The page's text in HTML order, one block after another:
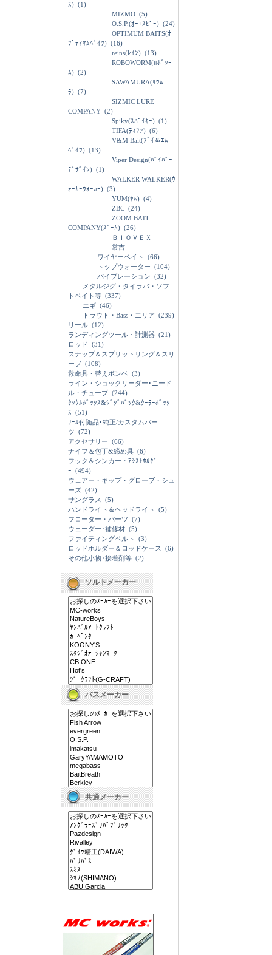
ｽ) (1)
MIZMO (5)
O.S.P.(ｵｰｴｽﾋﾟｰ) (24)
OPTIMUM BAITS(ｵ
ﾌﾟﾃｨﾏﾑﾍﾞｲﾂ) (16)
reins(ﾚｲﾝ) (13)
ROBOWORM(ﾛﾎﾞﾜｰ
ﾑ) (2)
SAWAMURA(ｻﾜﾑ
ﾗ) (7)
SIZMIC LURE
COMPANY (2)
Spiky(ｽﾊﾟｲｷｰ) (1)
TIFA(ﾃｨﾌｧ) (6)
V&M Bait(ﾌﾞｲ＆ｴﾑ
ﾍﾞｲﾂ) (13)
Viper Design(ﾊﾞｲﾊﾟｰ
ﾃﾞｻﾞｲﾝ) (1)
WALKER WALKER(ｳ
ｫｰｶｰｳｫｰｶｰ) (3)
YUM(ﾔﾑ) (4)
ZBC (24)
ZOOM BAIT
COMPANY(ｽﾞｰﾑ) (26)
ＢＩＯＶＥＸ
常吉
ワイヤーベイト
(66)
トップウォーター (104)
バイブレーション (32)
メタルジグ・タイラバ・ソフ
トベイト等 (337)
エギ (46)
トラウト・Bass・エリア (239)
リール (12)
ランディングツール・計測器 (21)
ロッド (31)
スナップ＆スプリットリング＆スリ
ーブ (108)
救命具・替えボンベ (3)
ライン・ショックリーダー･ニード
ル・チューブ (244)
ﾀｯｸﾙﾎﾞｯｸｽ&ｼﾞｸﾞﾊﾞｯｸ&ｸｰﾗｰﾎﾞｯｸ
ｽ (51)
ﾘｰﾙ付随品･純正/カスタムパー
ツ (72)
アクセサリー (66)
ナイフ＆包丁&締め具 (6)
フック＆シンカー・ｱｼｽﾄﾎﾙﾀﾞ
ｰ (494)
ウェアー・キップ・グローブ・シュ
ーズ (42)
サングラス
(5)
ハンドライト＆ヘッドライト
(5)
フローター・パーツ (7)
ウェーダー･補修材 (5)
ファイティングベルト
(3)
ロッドホルダー＆ロッドケース
(6)
その他小物･接着剤等 (2)
ソルトメーカー
バスメーカー
共通メーカー